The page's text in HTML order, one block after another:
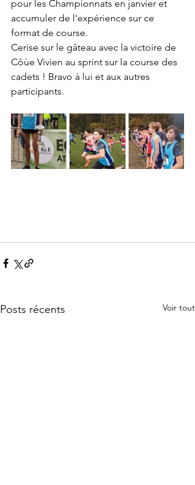
pour les Championnats en janvier et
accumuler de l'expérience sur ce
format de course.
Cerise sur le gâteau avec la victoire de
Côùe Vivien au sprint sur la course des
cadets ! Bravo à lui et aux autres
participants.
Posts récents Voir tout